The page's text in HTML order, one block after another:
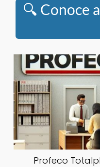
🔍 Conoce
Profeco